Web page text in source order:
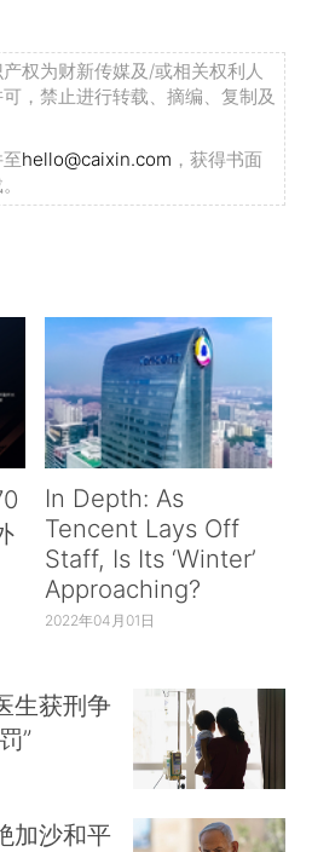
权为财新传媒及/或相关权利人
，禁止进行转载、摘编、复制及
hello@caixin.com ，获得书面
In Depth: As
Tencent Lays Off
Staff, Is Its ‘Winter’
Approaching?
2022年04月01日
生获刑争
”
加沙和平